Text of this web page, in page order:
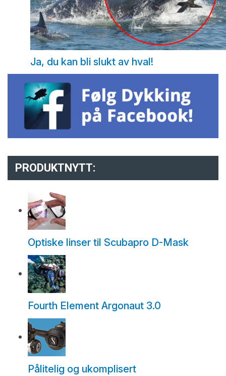
Ja, du kan bli slukt av hval!
PRODUKTNYTT:
Optiske linser til Scubapro D-Mask
Fourth Element Argonaut 3.0
Pålitelig og ukomplisert